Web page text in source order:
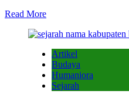
Read More
Artikel
Budaya
Humaniora
Sejarah